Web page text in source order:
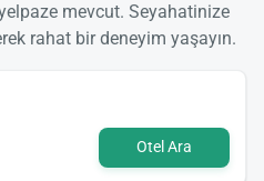
mevcut. Seyahatinize
rahat bir deneyim yaşayın.
Otel Ara